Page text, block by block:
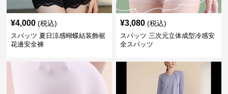
¥4,000 (税込)
スパッツ 夏日涼感蝴蝶結装飾裾
花邊安全褲
¥3,080 (税込)
スパッツ 三次元立体成型冷感安
全スパッツ